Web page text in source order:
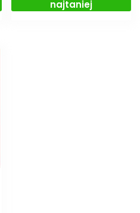
najtaniej